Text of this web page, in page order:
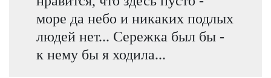
море да небо и никаких подлых
людей нет... Сережка был бы -
к нему бы я ходила...